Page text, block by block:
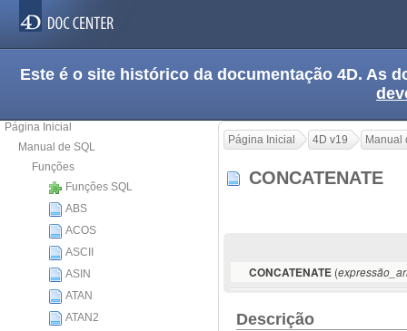
Este é o site histórico da documentação 4D. As
Página Inicial
Manual de SQL
Funções
Funções SQL
ABS
ACOS
ASCII
ASIN
ATAN
ATAN2
Página Inicial 4D v19 Manual
CONCATENATE
CONCATENATE (
Descrição